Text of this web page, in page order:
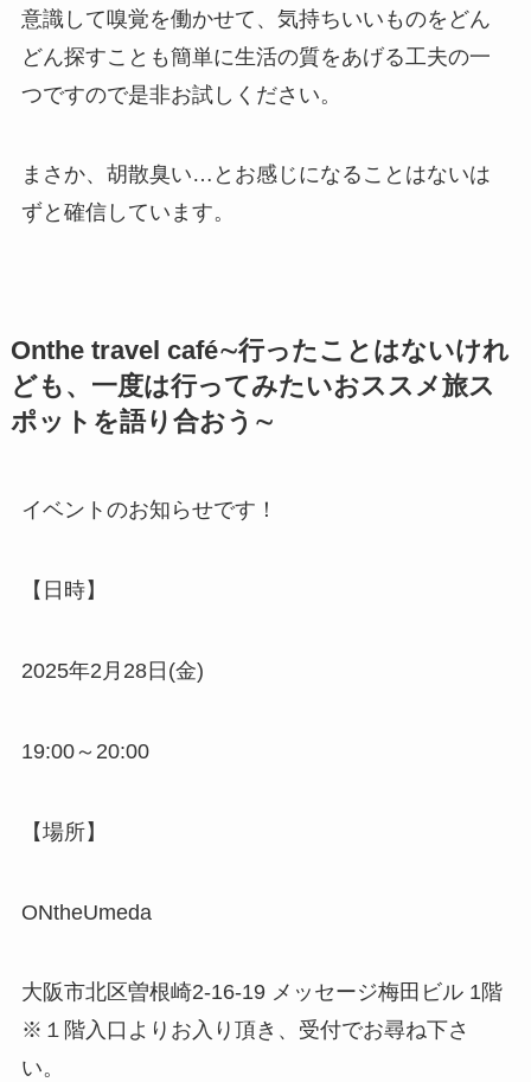
意識して嗅覚を働かせて、気持ちいいものをどん
どん探すことも簡単に生活の質をあげる工夫の一
つですので是非お試しください。
まさか、胡散臭い…とお感じになることはないは
ずと確信しています。
Onthe travel café∼行ったことはないけれ
ども、一度は行ってみたいおススメ旅ス
ポットを語り合おう∼
イベントのお知らせです！
【日時】
2025年2月28日(金)
19:00～20:00
【場所】
ONtheUmeda
大阪市北区曽根崎2-16-19 メッセージ梅田ビル 1階
※１階入口よりお入り頂き、受付でお尋ね下さ
い。